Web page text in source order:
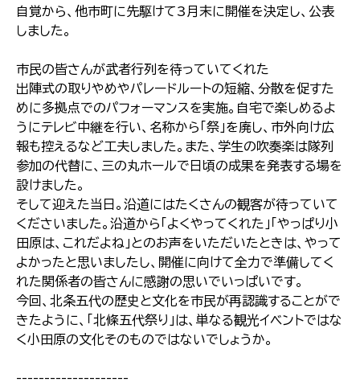
自覚から、他市町に先駆けて3月末に開催を決定し、公表
しました。
市民の皆さんが武者行列を待っていてくれた
出陣式の取りやめやパレードルートの短縮、分散を促すた
めに多拠点でのパフォーマンスを実施。自宅で楽しめるよ
うにテレビ中継を行い、名称から「祭」を廃し、市外向け広
報も控えるなど工夫しました。また、学生の吹奏楽は隊列
参加の代替に、三の丸ホールで日頃の成果を発表する場を
設けました。
そして迎えた当日。沿道にはたくさんの観客が待っていて
くださいました。沿道から「よくやってくれた」「やっぱり小
田原は、これだよね」とのお声をいただいたときは、やって
よかったと思いましたし、開催に向けて全力で準備してく
れた関係者の皆さんに感謝の思いでいっぱいです。
今回、北条五代の歴史と文化を市民が再認識することがで
きたように、「北條五代祭り」は、単なる観光イベントではな
く小田原の文化そのものではないでしょうか。
--------------------